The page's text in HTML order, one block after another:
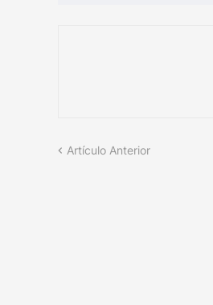
Artículo Anterior